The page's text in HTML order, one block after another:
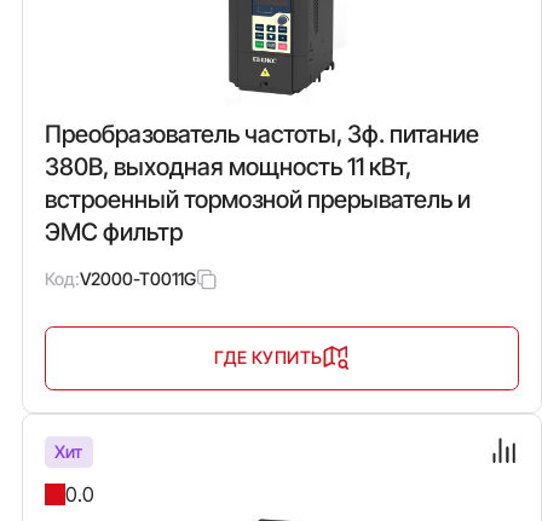
Преобразователь частоты, 3ф. питание
380В, выходная мощность 11 кВт,
встроенный тормозной прерыватель и
ЭМС фильтр
Код:V2000-T0011G
ГДЕ КУПИТЬ
Хит
0.0